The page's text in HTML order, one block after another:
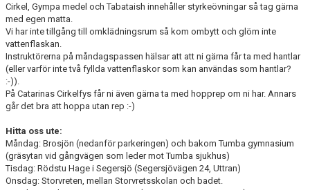
Cirkel, Gympa medel och Tabataish innehåller styrkeövningar så tag gärna
med egen matta.
Vi har inte tillgång till omklädningsrum så kom ombytt och glöm inte
vattenflaskan.
Instruktörerna på måndagspassen hälsar att att ni gärna får ta med hantlar
(eller varför inte två fyllda vattenflaskor som kan användas som hantlar?
:-)).
På Catarinas Cirkelfys får ni även gärna ta med hopprep om ni har. Annars
går det bra att hoppa utan rep :-)
Hitta oss ute:
Måndag: Brosjön (nedanför parkeringen) och bakom Tumba gymnasium
(gräsytan vid gångvägen som leder mot Tumba sjukhus)
Tisdag: Rödstu Hage i Segersjö (Segersjövägen 24, Uttran)
Onsdag: Storvreten, mellan Storvretsskolan och badet.